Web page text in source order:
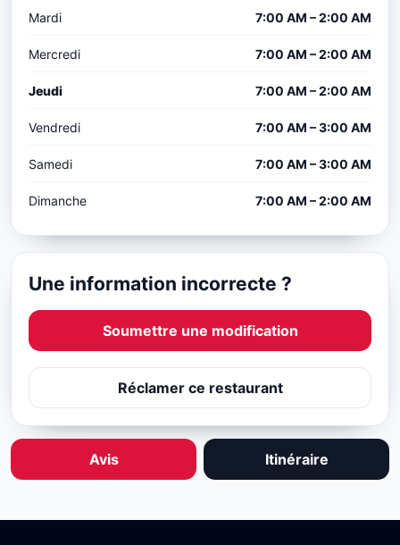
Mardi 7:00 AM – 2:00 AM
Mercredi 7:00 AM – 2:00 AM
Jeudi 7:00 AM – 2:00 AM
Vendredi 7:00 AM – 3:00 AM
Samedi 7:00 AM – 3:00 AM
Dimanche 7:00 AM – 2:00 AM
Une information incorrecte ?
Soumettre une modification
Réclamer ce restaurant
Avis Itinéraire